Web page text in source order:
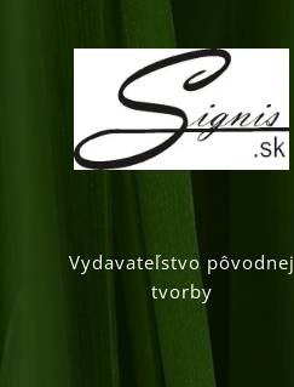
Vydavateľstvo pôvodnej
tvorby